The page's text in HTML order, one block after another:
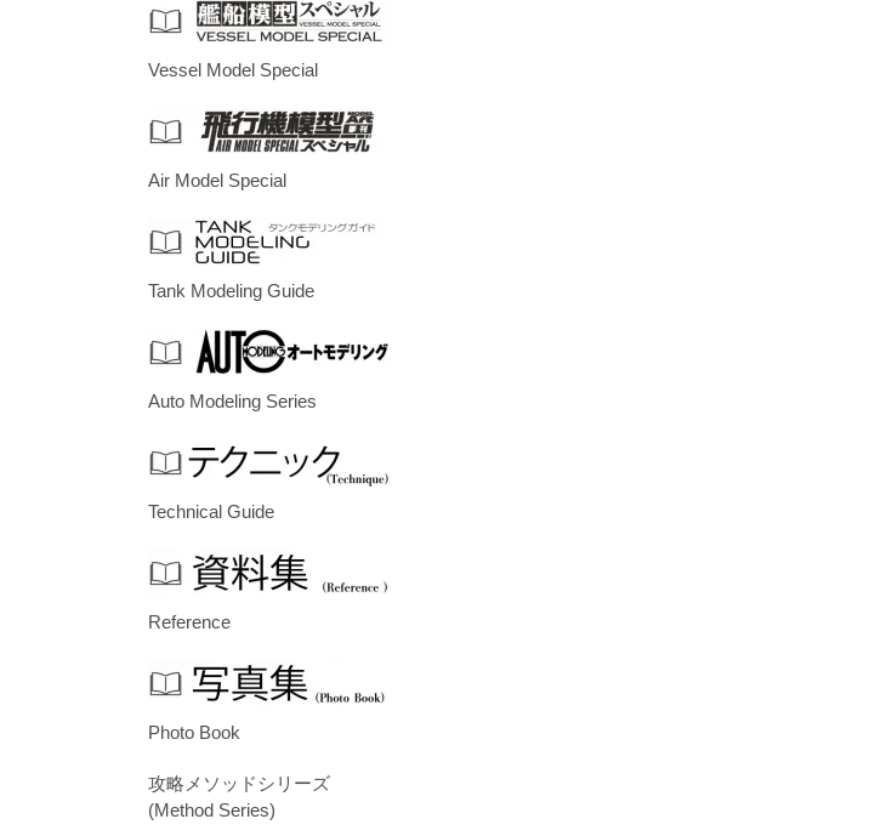
Vessel Model Special
Air Model Special
Tank Modeling Guide
Auto Modeling Series
Technical Guide
Reference
Photo Book
攻略メソッドシリーズ
(Method Series)